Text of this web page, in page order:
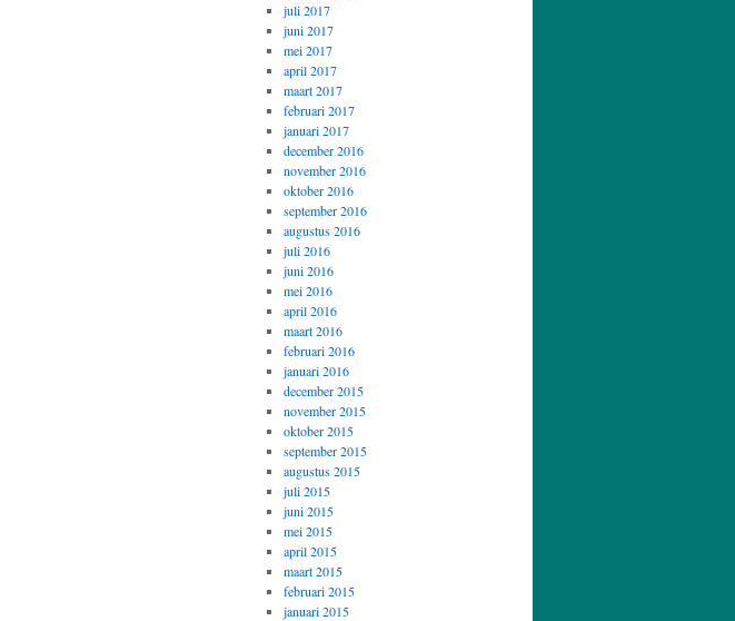
juli 2017
juni 2017
mei 2017
april 2017
maart 2017
februari 2017
januari 2017
december 2016
november 2016
oktober 2016
september 2016
augustus 2016
juli 2016
juni 2016
mei 2016
april 2016
maart 2016
februari 2016
januari 2016
december 2015
november 2015
oktober 2015
september 2015
augustus 2015
juli 2015
juni 2015
mei 2015
april 2015
maart 2015
februari 2015
januari 2015